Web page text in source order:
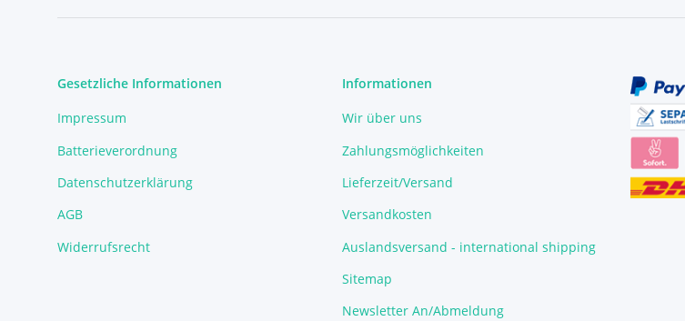
Gesetzliche Informationen
Impressum
Batterieverordnung
Datenschutzerklärung
AGB
Widerrufsrecht
Informationen
Wir über uns
Zahlungsmöglichkeiten
Lieferzeit/Versand
Versandkosten
Auslandsversand - international shipping
Sitemap
Newsletter An/Abmeldung